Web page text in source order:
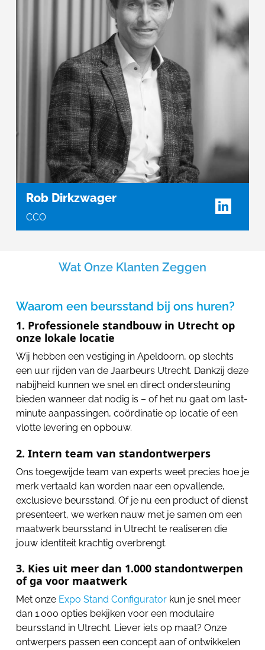
Rob Dirkzwager
CCO
Wat Onze Klanten Zeggen
Waarom een beursstand bij ons huren?
1. Professionele standbouw in Utrecht op
onze lokale locatie
Wij hebben een vestiging in Apeldoorn, op slechts
een uur rijden van de Jaarbeurs Utrecht. Dankzij deze
nabijheid kunnen we snel en direct ondersteuning
bieden wanneer dat nodig is – of het nu gaat om last-
minute aanpassingen, coördinatie op locatie of een
vlotte levering en opbouw.
2. Intern team van standontwerpers
Ons toegewijde team van experts weet precies hoe je
merk vertaald kan worden naar een opvallende,
exclusieve beursstand. Of je nu een product of dienst
presenteert, we werken nauw met je samen om een
maatwerk beursstand in Utrecht te realiseren die
jouw identiteit krachtig overbrengt.
3. Kies uit meer dan 1.000 standontwerpen
of ga voor maatwerk
Met onze Expo Stand Configurator kun je snel meer
dan 1.000 opties bekijken voor een modulaire
beursstand in Utrecht. Liever iets op maat? Onze
ontwerpers passen een concept aan of ontwikkelen